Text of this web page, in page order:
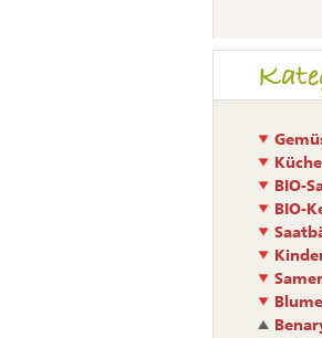
BIO-
BIO-